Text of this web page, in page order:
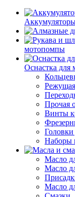
мотопомпы
Оснастка для
Прочая
Винты
Головки
Наборы
Масло
Масло
Масло